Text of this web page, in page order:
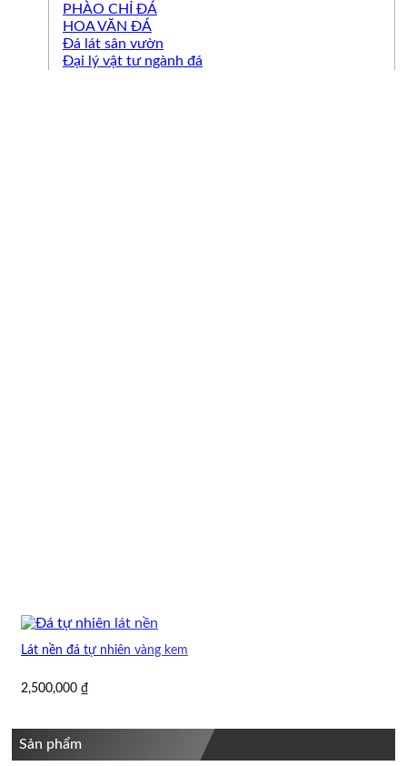
PHÀO CHỈ ĐÁ
HOA VĂN ĐÁ
Đá lát sân vườn
Đại lý vật tư ngành đá
Lát nền đá tự nhiên vàng kem
2,500,000 ₫
Sản phẩm